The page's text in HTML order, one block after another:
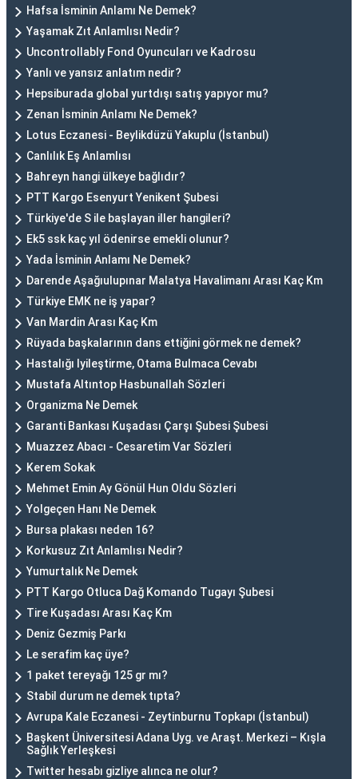
Hafsa İsminin Anlamı Ne Demek?
Yaşamak Zıt Anlamlısı Nedir?
Uncontrollably Fond Oyuncuları ve Kadrosu
Yanlı ve yansız anlatım nedir?
Hepsiburada global yurtdışı satış yapıyor mu?
Zenan İsminin Anlamı Ne Demek?
Lotus Eczanesi - Beylikdüzü Yakuplu (İstanbul)
Canlılık Eş Anlamlısı
Bahreyn hangi ülkeye bağlıdır?
PTT Kargo Esenyurt Yenikent Şubesi
Türkiye'de S ile başlayan iller hangileri?
Ek5 ssk kaç yıl ödenirse emekli olunur?
Yada İsminin Anlamı Ne Demek?
Darende Aşağıulupınar Malatya Havalimanı Arası Kaç Km
Türkiye EMK ne iş yapar?
Van Mardin Arası Kaç Km
Rüyada başkalarının dans ettiğini görmek ne demek?
Hastalığı Iyileştirme, Otama Bulmaca Cevabı
Mustafa Altıntop Hasbunallah Sözleri
Organizma Ne Demek
Garanti Bankası Kuşadası Çarşı Şubesi Şubesi
Muazzez Abacı - Cesaretim Var Sözleri
Kerem Sokak
Mehmet Emin Ay Gönül Hun Oldu Sözleri
Yolgeçen Hanı Ne Demek
Bursa plakası neden 16?
Korkusuz Zıt Anlamlısı Nedir?
Yumurtalık Ne Demek
PTT Kargo Otluca Dağ Komando Tugayı Şubesi
Tire Kuşadası Arası Kaç Km
Deniz Gezmiş Parkı
Le serafim kaç üye?
1 paket tereyağı 125 gr mı?
Stabil durum ne demek tıpta?
Avrupa Kale Eczanesi - Zeytinburnu Topkapı (İstanbul)
Başkent Üniversitesi Adana Uyg. ve Araşt. Merkezi – Kışla
Sağlık Yerleşkesi
Twitter hesabı gizliye alınca ne olur?